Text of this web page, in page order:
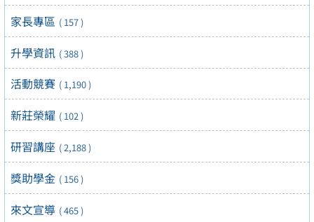
家長專區 ( 157 )
升學資訊 ( 388 )
活動競賽 ( 1,190 )
新莊榮耀 ( 102 )
研習講座 ( 2,188 )
獎助學金 ( 156 )
來文宣導 ( 465 )